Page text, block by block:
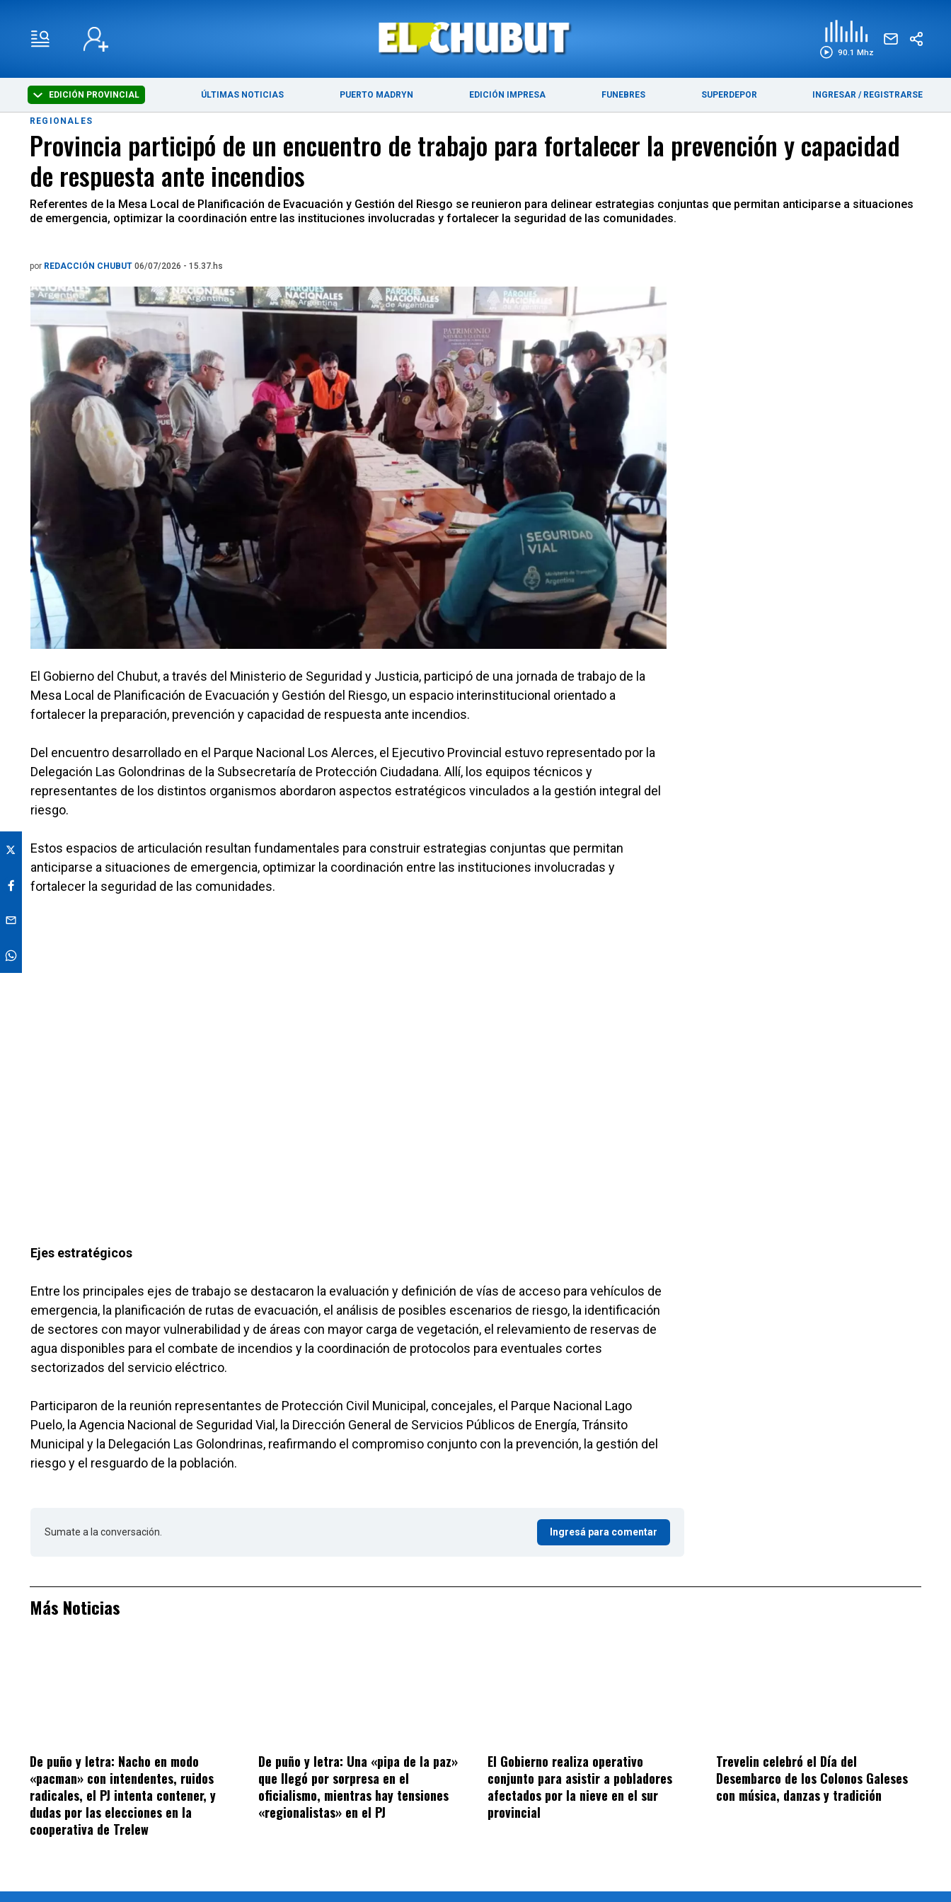
90.1 Mhz
EDICIÓN PROVINCIAL ÚLTIMAS NOTICIAS PUERTO MADRYN EDICIÓN IMPRESA FUNEBRES SUPERDEPOR INGRESAR / REGISTRARSE
ÚLTIMAS NOTICIAS PUERTO MADRYN
REGIONALES
Provincia participó de un encuentro de trabajo para fortalecer la prevención y capacidad
de respuesta ante incendios
Referentes de la Mesa Local de Planificación de Evacuación y Gestión del Riesgo se reunieron para delinear estrategias conjuntas que permitan anticiparse a situaciones
de emergencia, optimizar la coordinación entre las instituciones involucradas y fortalecer la seguridad de las comunidades.
por REDACCIÓN CHUBUT 06/07/2026 - 15.37.hs
El Gobierno del Chubut, a través del Ministerio de Seguridad y Justicia, participó de una jornada de trabajo de la
Mesa Local de Planificación de Evacuación y Gestión del Riesgo, un espacio interinstitucional orientado a
fortalecer la preparación, prevención y capacidad de respuesta ante incendios.
Del encuentro desarrollado en el Parque Nacional Los Alerces, el Ejecutivo Provincial estuvo representado por la
Delegación Las Golondrinas de la Subsecretaría de Protección Ciudadana. Allí, los equipos técnicos y
representantes de los distintos organismos abordaron aspectos estratégicos vinculados a la gestión integral del
riesgo.
Estos espacios de articulación resultan fundamentales para construir estrategias conjuntas que permitan
anticiparse a situaciones de emergencia, optimizar la coordinación entre las instituciones involucradas y
fortalecer la seguridad de las comunidades.
Ejes estratégicos
Entre los principales ejes de trabajo se destacaron la evaluación y definición de vías de acceso para vehículos de
emergencia, la planificación de rutas de evacuación, el análisis de posibles escenarios de riesgo, la identificación
de sectores con mayor vulnerabilidad y de áreas con mayor carga de vegetación, el relevamiento de reservas de
agua disponibles para el combate de incendios y la coordinación de protocolos para eventuales cortes
sectorizados del servicio eléctrico.
Participaron de la reunión representantes de Protección Civil Municipal, concejales, el Parque Nacional Lago
Puelo, la Agencia Nacional de Seguridad Vial, la Dirección General de Servicios Públicos de Energía, Tránsito
Municipal y la Delegación Las Golondrinas, reafirmando el compromiso conjunto con la prevención, la gestión del
riesgo y el resguardo de la población.
Sumate a la conversación. Ingresá para comentar
Más Noticias
De puño y letra: Nacho en modo
«pacman» con intendentes, ruidos
radicales, el PJ intenta contener, y
dudas por las elecciones en la
cooperativa de Trelew
De puño y letra: Una «pipa de la paz»
que llegó por sorpresa en el
oficialismo, mientras hay tensiones
«regionalistas» en el PJ
El Gobierno realiza operativo
conjunto para asistir a pobladores
afectados por la nieve en el sur
provincial
Trevelin celebró el Día del
Desembarco de los Colonos Galeses
con música, danzas y tradición